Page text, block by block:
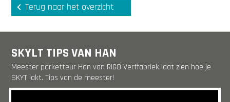
Terug naar het overzicht
SKYLT TIPS VAN HAN
Meester parketteur Han van RIGO Verffabriek laat zien hoe je
SKYT lakt. Tips van de meester!